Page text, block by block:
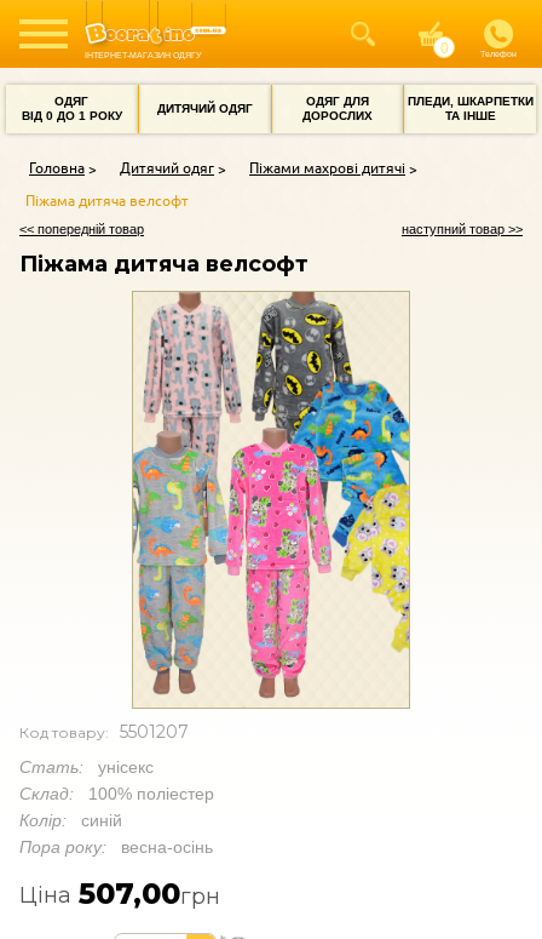
ІНТЕРНЕТ-МАГАЗИН ОДЯГУ Телефон
ОДЯГ
ВІД 0 ДО 1 РОКУ
ДИТЯЧИЙ ОДЯГ
ОДЯГ ДЛЯ
ДОРОСЛИХ
ПЛЕДИ, ШКАРПЕТКИ
ТА ІНШЕ
Головна Дитячий одяг
Піжами махрові дитячі
Піжама дитяча велсофт
<< попередній товар наступний товар >>
Піжама дитяча велсофт
Код товару: 5501207
Стать: унісекс
Склад: 100% поліестер
Колір: синій
Пора року: весна-осінь
Ціна 507,00грн